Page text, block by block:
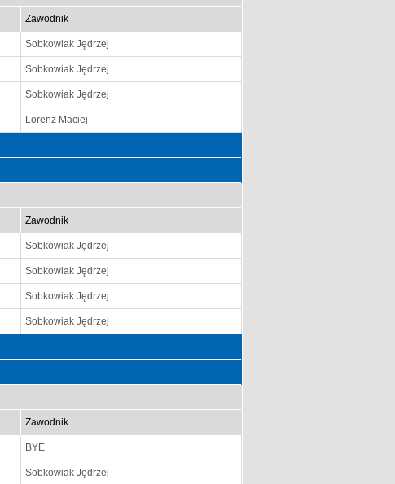
Zawodnik
Sobkowiak Jędrzej
Sobkowiak Jędrzej
Sobkowiak Jędrzej
Lorenz Maciej
Zawodnik
Sobkowiak Jędrzej
Sobkowiak Jędrzej
Sobkowiak Jędrzej
Sobkowiak Jędrzej
Zawodnik
BYE
Sobkowiak Jędrzej